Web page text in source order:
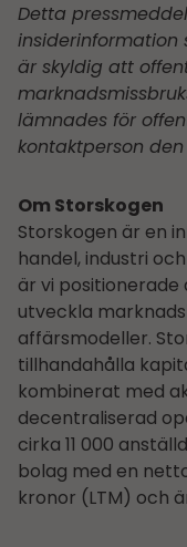
Detta
insiderinformation
är skyldig att
lämnades för
kontaktperson den
Om Storskogen
Storskogen är en
handel, industri
är vi
utveckla
affärsmodeller.
tillhandahålla
kombinerat med
decentraliserad
cirka 11 000
bolag med en
kronor (LTM) och